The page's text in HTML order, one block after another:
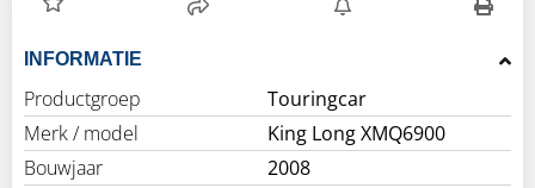
INFORMATIE
Productgroep
Touringcar
Merk / model
King Long XMQ6900
Bouwjaar
2008